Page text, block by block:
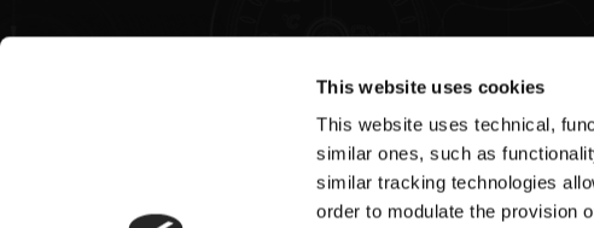
This website uses cookies
This website uses technical,
similar ones, such as
similar tracking technologies
order to modulate the provision
41018 San Cesario sul Panaro (MO)